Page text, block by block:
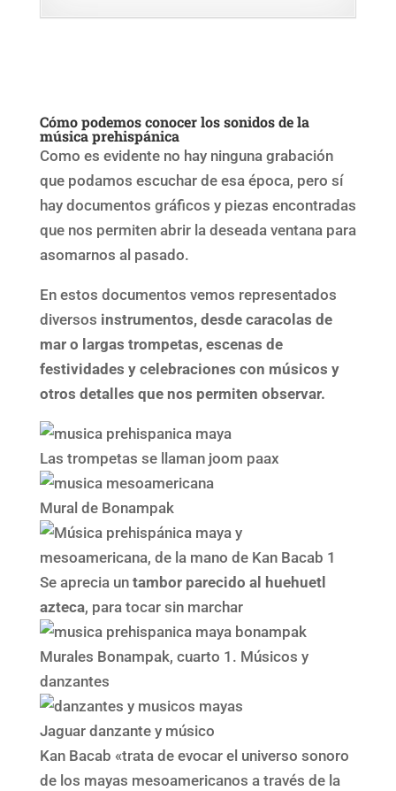
Cómo podemos conocer los sonidos de la
música prehispánica
Como es evidente no hay ninguna grabación
que podamos escuchar de esa época, pero sí
hay documentos gráficos y piezas encontradas
que nos permiten abrir la deseada ventana para
asomarnos al pasado.
En estos documentos vemos representados
diversos instrumentos, desde caracolas de
mar o largas trompetas, escenas de
festividades y celebraciones con músicos y
otros detalles que nos permiten observar.
Las trompetas se llaman joom paax
Mural de Bonampak
Se aprecia untambor parecido al huehuetl
azteca, para tocar sin marchar
Murales Bonampak, cuarto 1. Músicos y
danzantes
Jaguar danzante y músico
Kan Bacab «trata de evocar el universo sonoro
de los mayas mesoamericanos a través de la